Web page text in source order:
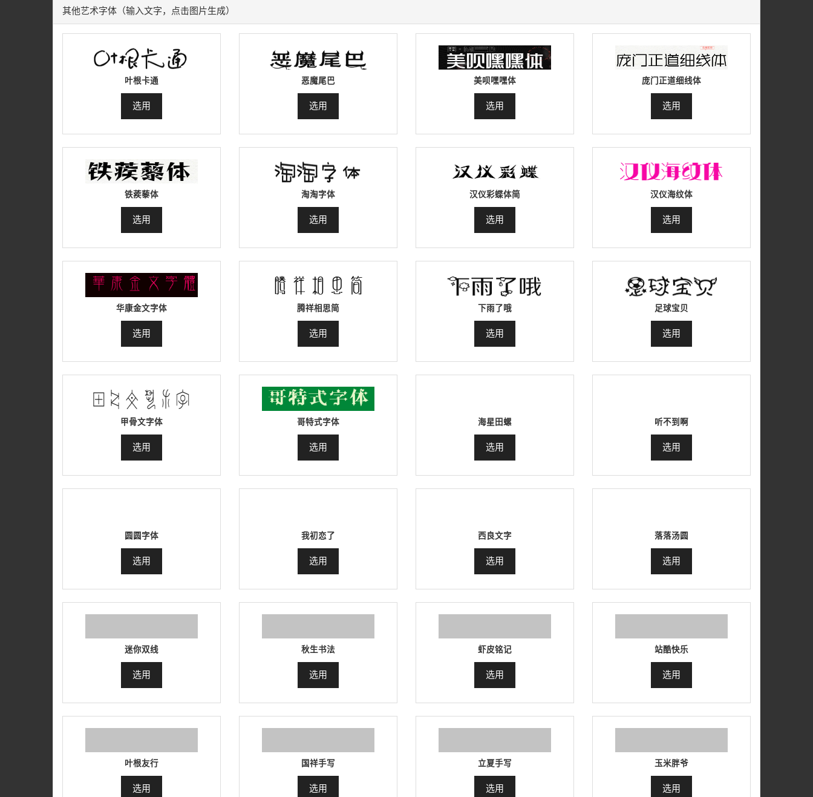
其他艺术字体（输入文字，点击图片生成）
叶根卡通
选用
恶魔尾巴
选用
美呗嘿嘿体
选用
庞门正道细线体
选用
铁蒺藜体
选用
淘淘字体
选用
汉仪彩蝶体简
选用
汉仪海纹体
选用
华康金文字体
选用
腾祥相思简
选用
下雨了哦
选用
足球宝贝
选用
甲骨文字体
选用
哥特式字体
选用
海星田螺
选用
听不到啊
选用
圆圆字体
选用
我初恋了
选用
西良文字
选用
落落汤圆
选用
迷你双线
选用
秋生书法
选用
虾皮铭记
选用
站酷快乐
选用
叶根友行
选用
国祥手写
选用
立夏手写
选用
玉米胖爷
选用